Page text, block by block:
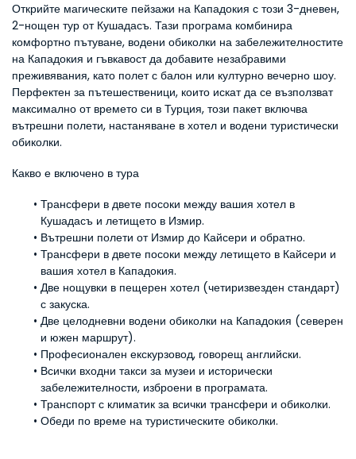
Открийте магическите пейзажи на Кападокия с този 3-дневен,
2-нощен тур от Кушадасъ. Тази програма комбинира
комфортно пътуване, водени обиколки на забележителностите
на Кападокия и гъвкавост да добавите незабравими
преживявания, като полет с балон или културно вечерно шоу.
Перфектен за пътешественици, които искат да се възползват
максимално от времето си в Турция, този пакет включва
вътрешни полети, настаняване в хотел и водени туристически
обиколки.
Какво е включено в тура
Трансфери в двете посоки между вашия хотел в
Кушадасъ и летището в Измир.
Вътрешни полети от Измир до Кайсери и обратно.
Трансфери в двете посоки между летището в Кайсери и
вашия хотел в Кападокия.
Две нощувки в пещерен хотел (четиризвезден стандарт)
с закуска.
Две целодневни водени обиколки на Кападокия (северен
и южен маршрут).
Професионален екскурзовод, говорещ английски.
Всички входни такси за музеи и исторически
забележителности, изброени в програмата.
Транспорт с климатик за всички трансфери и обиколки.
Обеди по време на туристическите обиколки.